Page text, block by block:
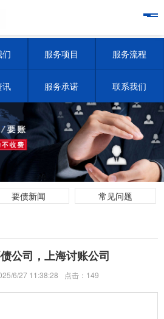
们 服务项目 服务流程
讯 服务承诺 联系我们
要债新闻 常见问题
公司，上海讨账公司
6/27 11:38:28 点击： 149